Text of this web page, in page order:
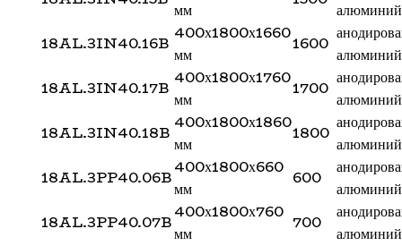
мм
алюминий
18AL.3IN40.16B 400х1800х1660
мм
1600
алюминий
18AL.3IN40.17B 400х1800х1760
мм
1700
алюминий
18AL.3IN40.18B 400х1800х1860
мм
1800
алюминий
18AL.3PP40.06B400х1800х660
мм
600
алюминий
18AL.3PP40.07B400х1800х760
мм
700
алюминий